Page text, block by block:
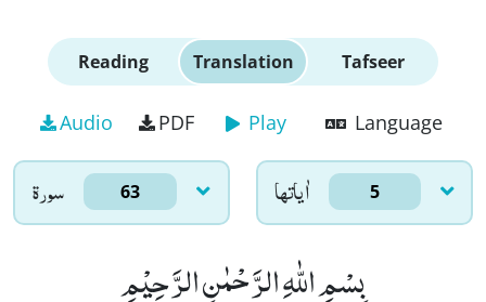
Reading Translation Tafseer
Audio PDF Play Language
سورۃ 63 اٰياتها 5
بِسْمِ اللّٰهِ الرَّحْمٰنِ الرَّحِیْمِ